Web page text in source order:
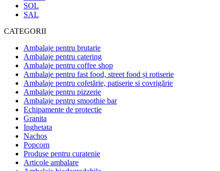
SOL
SAL
CATEGORII
Ambalaje pentru brutarie
Ambalaje pentru catering
Ambalaje pentru coffee shop
Ambalaje pentru fast food, street food și rotiserie
Ambalaje pentru cofetărie, patiserie si covrigărie
Ambalaje pentru pizzerie
Ambalaje pentru smoothie bar
Echipamente de protectie
Granita
Inghetata
Nachos
Popcorn
Produse pentru curatenie
Articole ambalare